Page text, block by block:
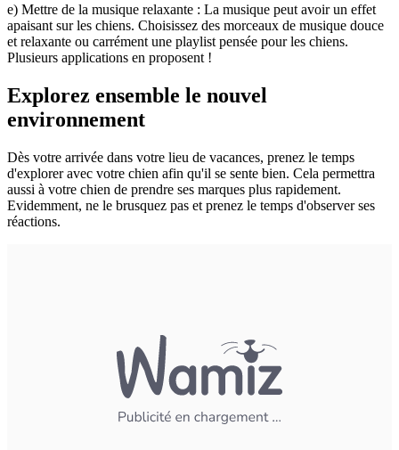
e) Mettre de la musique relaxante : La musique peut avoir un effet
apaisant sur les chiens. Choisissez des morceaux de musique douce
et relaxante ou carrément une playlist pensée pour les chiens.
Plusieurs applications en proposent !
Explorez ensemble le nouvel
environnement
Dès votre arrivée dans votre lieu de vacances, prenez le temps
d'explorer avec votre chien afin qu'il se sente bien. Cela permettra
aussi à votre chien de prendre ses marques plus rapidement.
Evidemment, ne le brusquez pas et prenez le temps d'observer ses
réactions.